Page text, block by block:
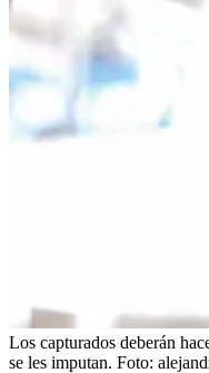
Los capturados deberán
se les imputan. Foto: